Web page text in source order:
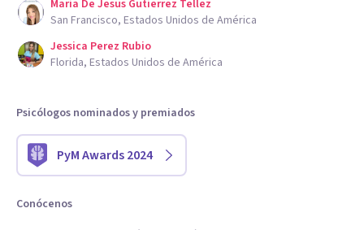
Maria De Jesus Gutierrez Tellez
San Francisco, Estados Unidos de América
Jessica Perez Rubio
Florida, Estados Unidos de América
Psicólogos nominados y premiados
PyM Awards 2024
Conócenos